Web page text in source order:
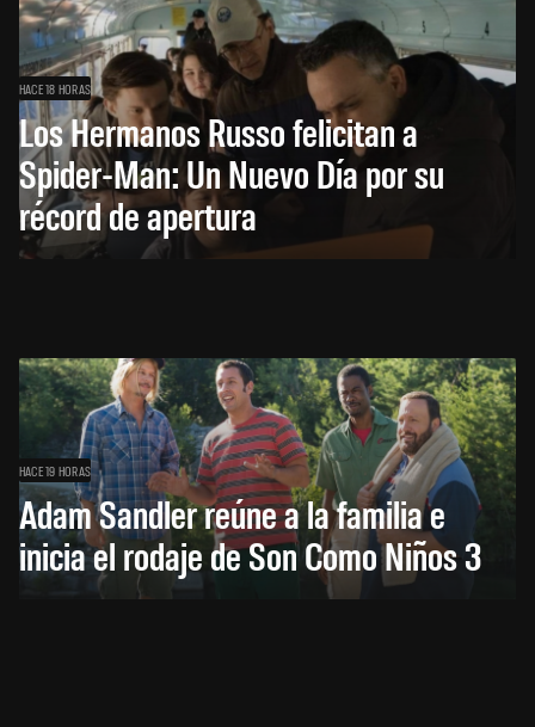
HACE 18 HORAS
Los Hermanos Russo felicitan a
Spider-Man: Un Nuevo Día por su
récord de apertura
HACE 19 HORAS
Adam Sandler reúne a la familia e
inicia el rodaje de Son Como Niños 3